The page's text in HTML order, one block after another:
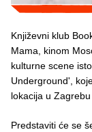
Književni klub
Mama, kinom
kulturne scene
Underground',
lokacija u
Predstaviti će se